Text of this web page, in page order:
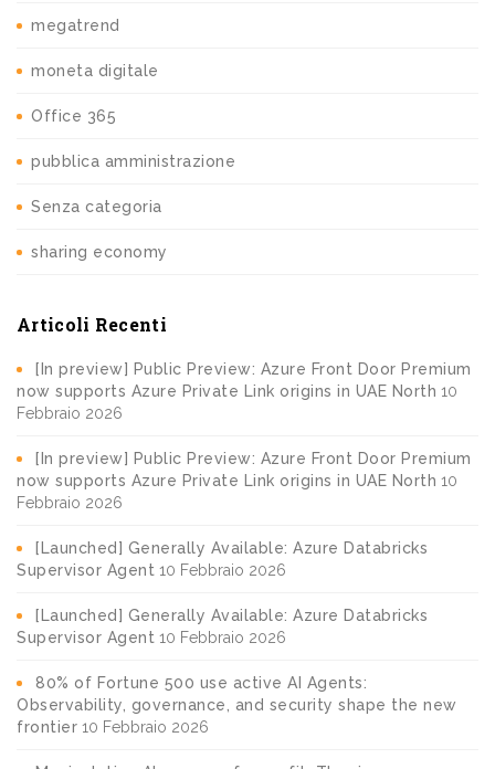
megatrend
moneta digitale
Office 365
pubblica amministrazione
Senza categoria
sharing economy
Articoli Recenti
[In preview] Public Preview: Azure Front Door Premium
now supports Azure Private Link origins in UAE North 10
Febbraio 2026
[In preview] Public Preview: Azure Front Door Premium
now supports Azure Private Link origins in UAE North 10
Febbraio 2026
[Launched] Generally Available: Azure Databricks
Supervisor Agent 10 Febbraio 2026
[Launched] Generally Available: Azure Databricks
Supervisor Agent 10 Febbraio 2026
80% of Fortune 500 use active AI Agents:
Observability, governance, and security shape the new
frontier 10 Febbraio 2026